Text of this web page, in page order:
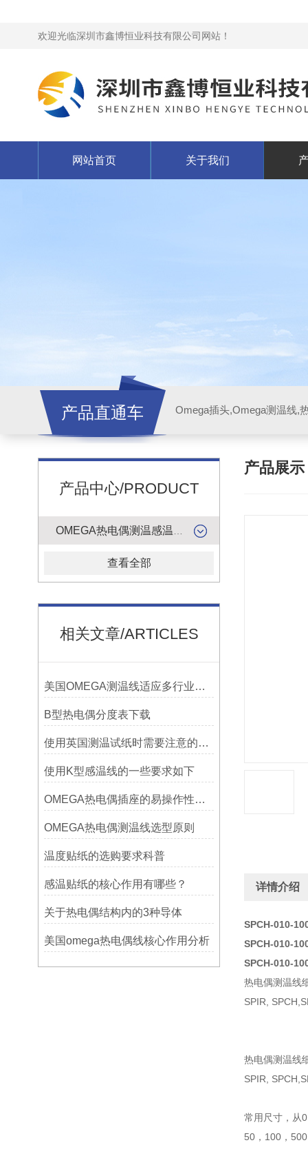
欢迎光临深圳市鑫博恒业科技有限公司网站！
网站首页 关于我们
产品直通车
产品中心/PRODUCT
查看全部
相关文章/ARTICLES
美国OMEGA测温线适应多行业需求
B型热电偶分度表下载
使用英国测温试纸时需要注意的事项
使用K型感温线的一些要求如下
OMEGA热电偶插座的易操作性探讨
OMEGA热电偶测温线选型原则
温度贴纸的选购要求科普
感温贴纸的核心作用有哪些？
关于热电偶结构内的3种导体
美国omega热电偶线核心作用分析
产品展示
详情介绍
SPCH-010-
SPCH-010-
SPCH-010-
热电偶测温线
SPIR,
热电偶测温线
SPIR,
常用尺寸，从
50，100，